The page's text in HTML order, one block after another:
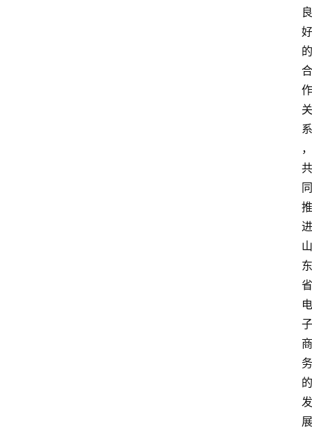
良
好
的
合
作
关
系
，
共
同
推
进
山
东
省
电
子
商
务
的
发
展